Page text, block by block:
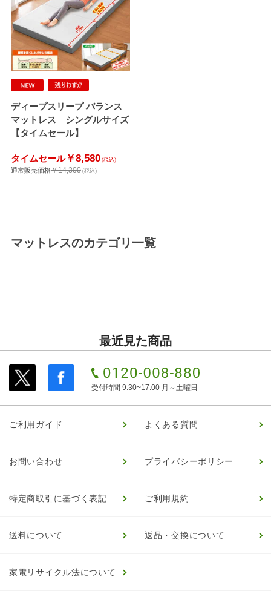
ディープスリープ バランス
マットレス シングルサイズ
【タイムセール】
タイムセール￥8,580 (税込)
通常販売価格￥14,300 (税込)
マットレスのカテゴリ一覧
最近見た商品
受付時間 9:30~17:00 月～土曜日
ご利用ガイド よくある質問
お問い合わせ プライバシーポリシー
特定商取引に基づく表記 ご利用規約
送料について 返品・交換について
家電リサイクル法について